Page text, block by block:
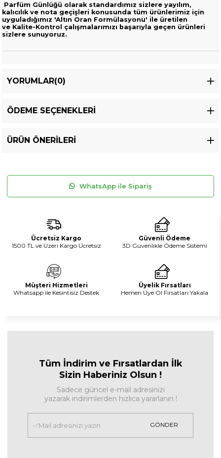
Parfüm Günlüğü olarak standardımız sizlere yayılım,
kalıcılık ve nota geçişleri konusunda tüm ürünlerimiz için
uyguladığımız 'Altın Oran Formülasyonu' ile üretilen
ve Kalite-Kontrol çalışmalarımızı başarıyla geçen ürünleri
sizlere sunuyoruz.
YORUMLAR(0)
ÖDEME SEÇENEKLERI
ÜRÜN ÖNERILERI
WhatsApp ile Sipariş
Ücretsiz Kargo
1500 TL ve Üzeri Kargo Ücretsiz
Güvenli Ödeme
3D Güvenlikle Ödeme Sistemi
Müşteri Hizmetleri
Whatsapp ile Kesintisiz Destek
Üyelik Fırsatları
Hemen Üye Ol Fırsatları Yakala
Tüm İndirim ve Fırsatlardan İlk
Sizin Haberiniz Olsun !
Sadece güncel e-mail adresinizi
yazarak indirimlerden hızlıca yararlanın !
GÖNDER